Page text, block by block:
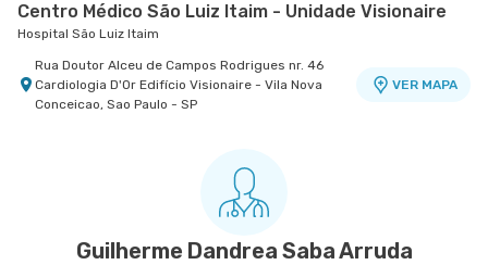
Centro Médico São Luiz Itaim - Unidade Visionaire
Hospital São Luiz Itaim
Rua Doutor Alceu de Campos Rodrigues nr. 46
Cardiologia D'Or Edifício Visionaire - Vila Nova
Conceicao, Sao Paulo - SP
VER MAPA
Guilherme Dandrea Saba Arruda